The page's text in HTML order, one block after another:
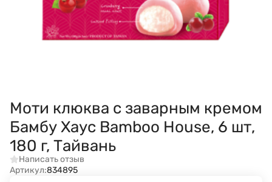
Моти клюква с заварным кремом
Бамбу Хаус Bamboo House, 6 шт,
180 г, Тайвань
Написать отзыв
Артикул:834895